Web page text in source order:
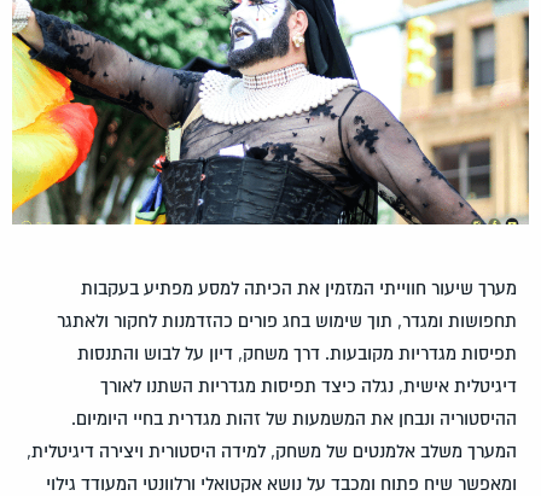
מערך שיעור חווייתי המזמין את הכיתה למסע מפתיע בעקבות
תחפושות ומגדר, תוך שימוש בחג פורים כהזדמנות לחקור ולאתגר
תפיסות מגדריות מקובעות. דרך משחק, דיון על לבוש והתנסות
דיגיטלית אישית, נגלה כיצד תפיסות מגדריות השתנו לאורך
ההיסטוריה ונבחן את המשמעות של זהות מגדרית בחיי היומיום.
המערך משלב אלמנטים של משחק, למידה היסטורית ויצירה דיגיטלית,
ומאפשר שיח פתוח ומכבד על נושא אקטואלי ורלוונטי המעודד גילוי